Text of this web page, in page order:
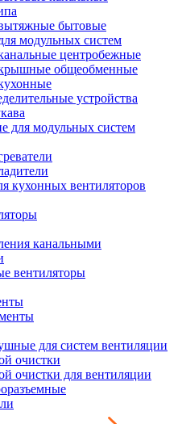
бытовые
модульных систем
центробежные
общеобменные
устройства
для модульных систем
кухонных вентиляторов
канальными
вентиляторы
для систем вентиляции
очистки
очистки для вентиляции